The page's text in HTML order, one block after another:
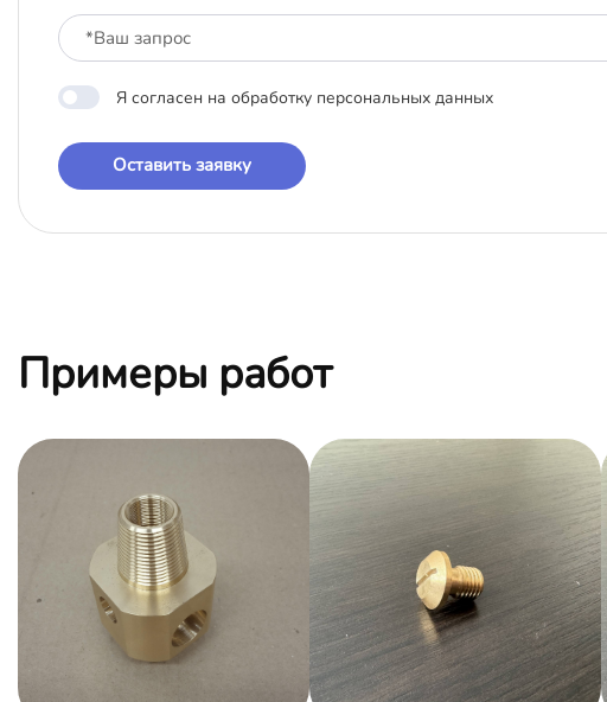
Я согласен на обработку персональных данных
Оставить заявку
Примеры работ